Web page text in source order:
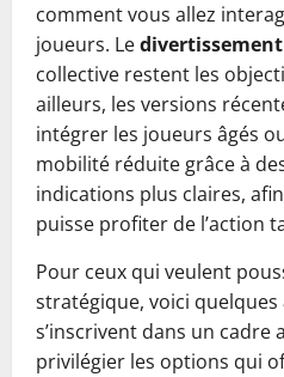
comment vous allez
joueurs. Ledivertissement
collective restent les
ailleurs, les versions
intégrer les joueurs âgés
mobilité réduite grâce à
indications plus claires,
puisse profiter de l’action
Pour ceux qui veulent
stratégique, voici quelques
s’inscrivent dans un cadre
privilégier les options qui